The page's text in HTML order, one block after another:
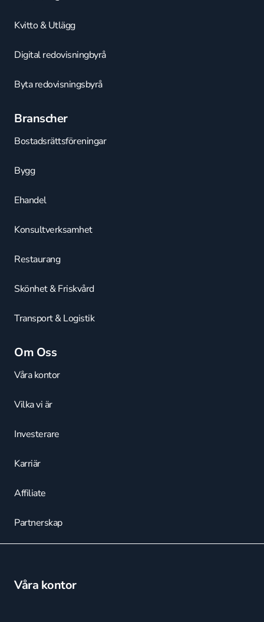
Kvitto & Utlägg
Digital redovisningbyrå
Byta redovisningsbyrå
Branscher
Bostadsrättsföreningar
Bygg
Ehandel
Konsultverksamhet
Restaurang
Skönhet & Friskvård
Transport & Logistik
Om Oss
Våra kontor
Vilka vi är
Investerare
Karriär
Affiliate
Partnerskap
Våra kontor